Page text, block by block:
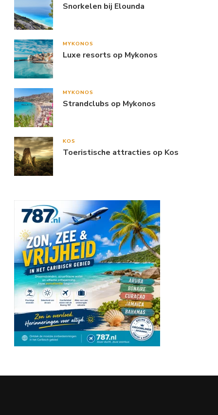
Snorkelen bij Elounda
MYKONOS
Luxe resorts op Mykonos
MYKONOS
Strandclubs op Mykonos
KOS
Toeristische attracties op Kos